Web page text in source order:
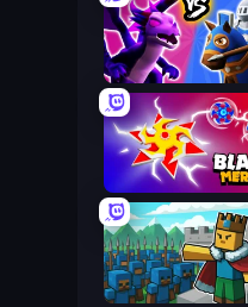
Blade Merge
Cube Commander